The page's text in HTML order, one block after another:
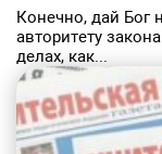
Конечно, дай Бог
авторитету
делах, как...